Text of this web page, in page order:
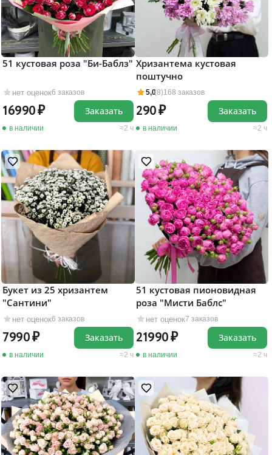
нет оценок6 заказов
51 кустовая роза "Би-Баблз"
16990
в наличии 2 ч
Заказать
5,0(8)168 заказов
Хризантема кустовая
поштучно
290
в наличии 2 ч
Заказать
нет оценок6 заказов
Букет из 25 хризантем
"Сантини"
7990
в наличии 2 ч
Заказать
нет оценок7 заказов
51 кустовая пионовидная
роза "Мисти Баблс"
21990
в наличии 2 ч
Заказать